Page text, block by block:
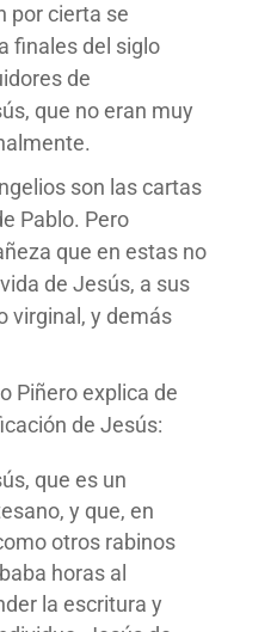
por cierta se
finales del siglo
de
que no eran muy
son las cartas
Pablo. Pero
que en estas no
de Jesús, a sus
virginal, y demás
Piñero explica de
de Jesús:
que es un
y que, en
otros rabinos
horas al
la escritura y